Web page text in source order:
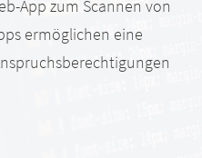
App zum Scannen von
ermöglichen eine